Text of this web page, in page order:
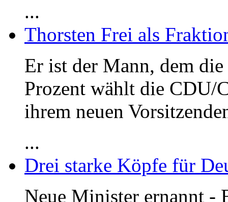
...
Thorsten Frei als
Er ist der Mann, dem
Prozent wählt die CDU/
ihrem neuen
...
Drei starke Köpfe für
Neue Minister ernannt -